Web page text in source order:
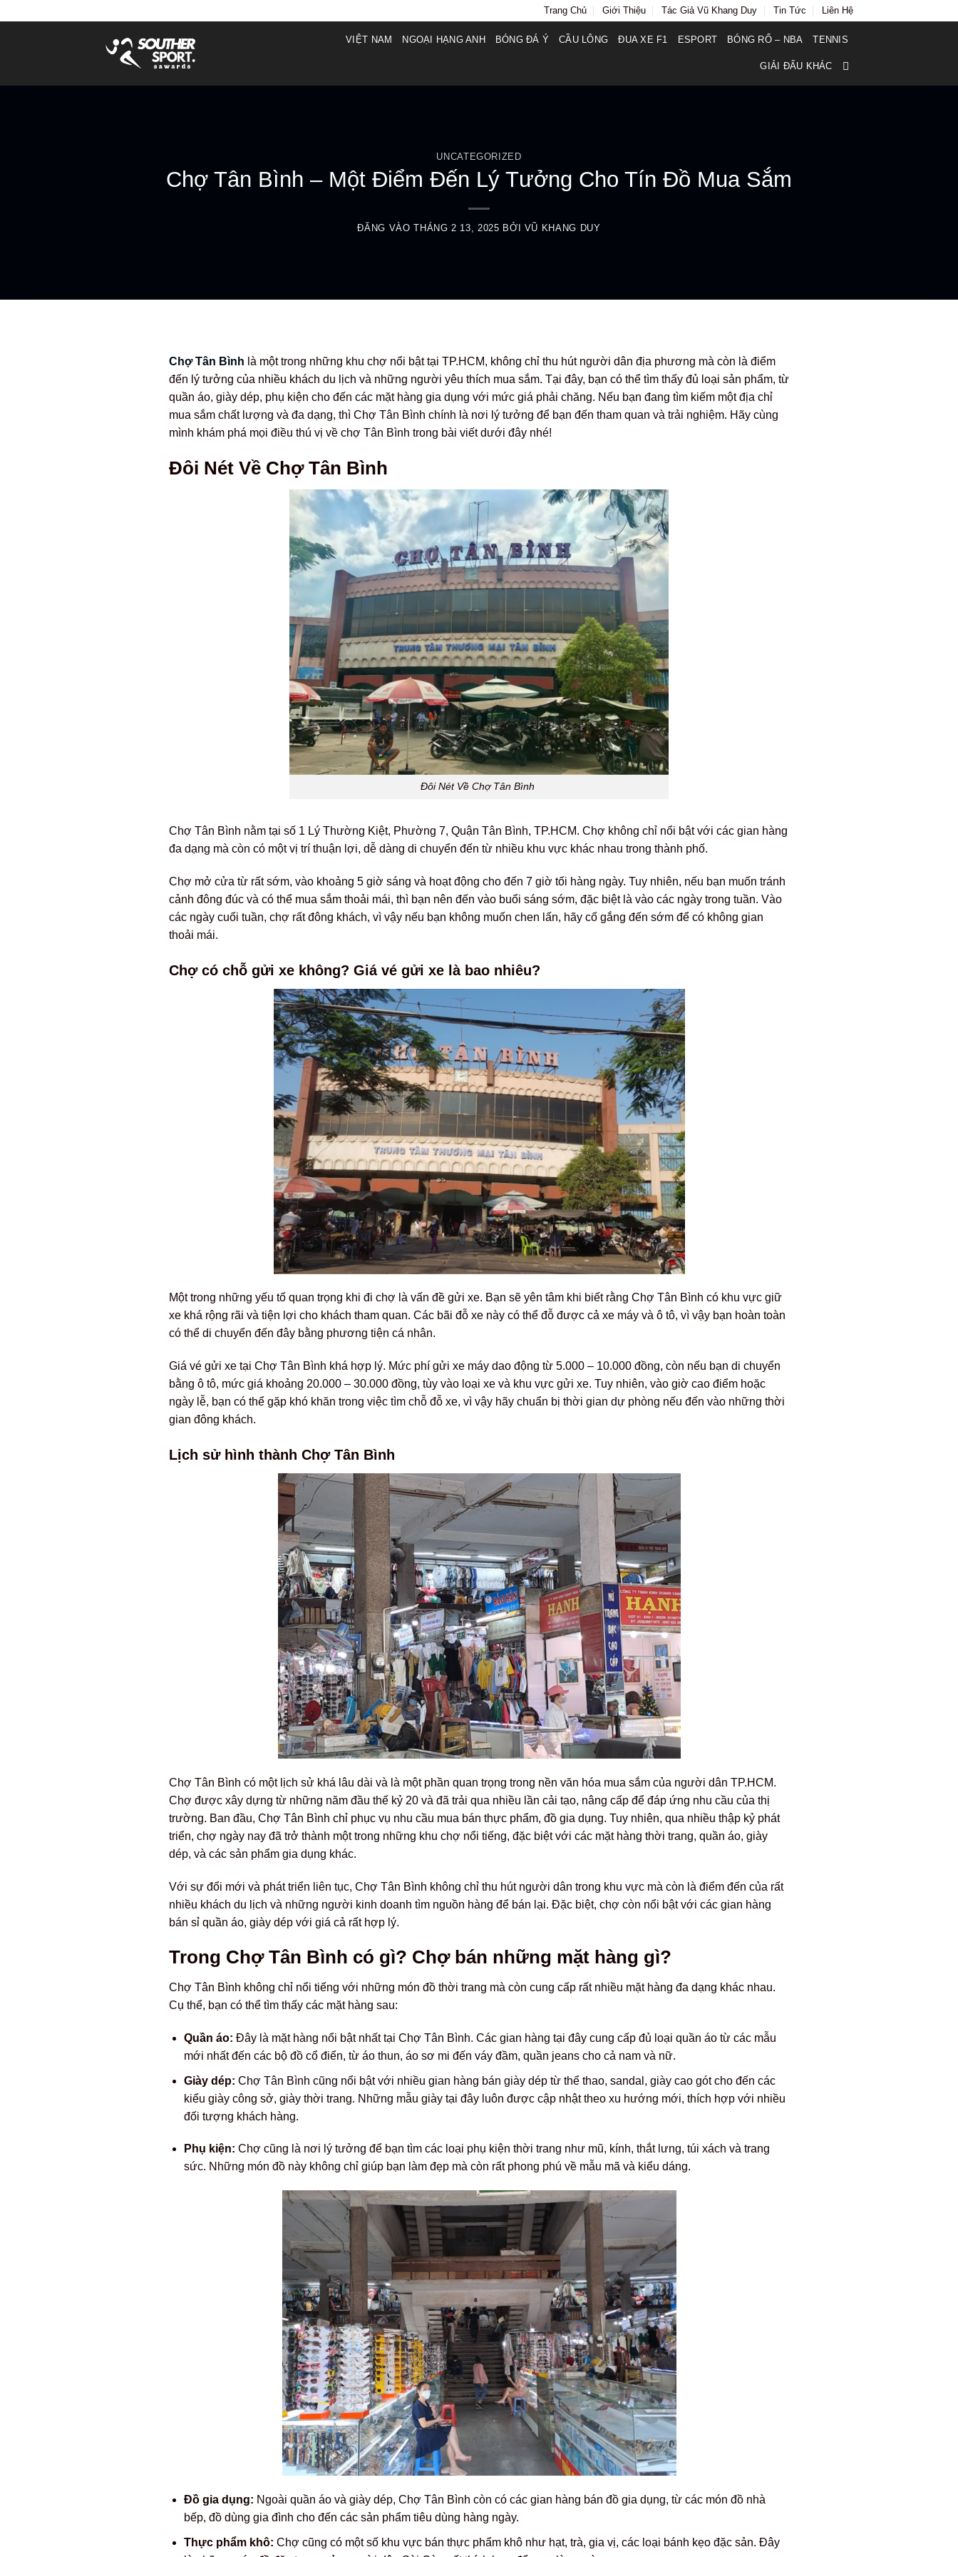
Trang Chủ Giới Thiệu Tác Giả Vũ Khang Duy Tin Tức Liên Hệ
VIỆT NAM NGOẠI HẠNG ANH BÓNG ĐÁ Ý CẦU LÔNG ĐUA XE F1 ESPORT BÓNG RỔ – NBA TENNIS
GIẢI ĐẤU KHÁC
UNCATEGORIZED
Chợ Tân Bình – Một Điểm Đến Lý Tưởng Cho Tín Đồ Mua Sắm
ĐĂNG VÀOTHÁNG 2 13, 2025 BỞI VŨ KHANG DUY
Chợ Tân Bình là một trong những khu chợ nổi bật tại TP.HCM, không chỉ thu hút người dân địa phương mà còn là điểm
đến lý tưởng của nhiều khách du lịch và những người yêu thích mua sắm. Tại đây, bạn có thể tìm thấy đủ loại sản phẩm, từ
quần áo, giày dép, phụ kiện cho đến các mặt hàng gia dụng với mức giá phải chăng. Nếu bạn đang tìm kiếm một địa chỉ
mua sắm chất lượng và đa dạng, thì Chợ Tân Bình chính là nơi lý tưởng để bạn đến tham quan và trải nghiệm. Hãy cùng
mình khám phá mọi điều thú vị về chợ Tân Bình trong bài viết dưới đây nhé!
Đôi Nét Về Chợ Tân Bình
Đôi Nét Về Chợ Tân Bình
Chợ Tân Bình nằm tại số 1 Lý Thường Kiệt, Phường 7, Quận Tân Bình, TP.HCM. Chợ không chỉ nổi bật với các gian hàng
đa dạng mà còn có một vị trí thuận lợi, dễ dàng di chuyển đến từ nhiều khu vực khác nhau trong thành phố.
Chợ mở cửa từ rất sớm, vào khoảng 5 giờ sáng và hoạt động cho đến 7 giờ tối hàng ngày. Tuy nhiên, nếu bạn muốn tránh
cảnh đông đúc và có thể mua sắm thoải mái, thì bạn nên đến vào buổi sáng sớm, đặc biệt là vào các ngày trong tuần. Vào
các ngày cuối tuần, chợ rất đông khách, vì vậy nếu bạn không muốn chen lấn, hãy cố gắng đến sớm để có không gian
thoải mái.
Chợ có chỗ gửi xe không? Giá vé gửi xe là bao nhiêu?
Một trong những yếu tố quan trọng khi đi chợ là vấn đề gửi xe. Bạn sẽ yên tâm khi biết rằng Chợ Tân Bình có khu vực giữ
xe khá rộng rãi và tiện lợi cho khách tham quan. Các bãi đỗ xe này có thể đỗ được cả xe máy và ô tô, vì vậy bạn hoàn toàn
có thể di chuyển đến đây bằng phương tiện cá nhân.
Giá vé gửi xe tại Chợ Tân Bình khá hợp lý. Mức phí gửi xe máy dao động từ 5.000 – 10.000 đồng, còn nếu bạn di chuyển
bằng ô tô, mức giá khoảng 20.000 – 30.000 đồng, tùy vào loại xe và khu vực gửi xe. Tuy nhiên, vào giờ cao điểm hoặc
ngày lễ, bạn có thể gặp khó khăn trong việc tìm chỗ đỗ xe, vì vậy hãy chuẩn bị thời gian dự phòng nếu đến vào những thời
gian đông khách.
Lịch sử hình thành Chợ Tân Bình
Chợ Tân Bình có một lịch sử khá lâu dài và là một phần quan trọng trong nền văn hóa mua sắm của người dân TP.HCM.
Chợ được xây dựng từ những năm đầu thế kỷ 20 và đã trải qua nhiều lần cải tạo, nâng cấp để đáp ứng nhu cầu của thị
trường. Ban đầu, Chợ Tân Bình chỉ phục vụ nhu cầu mua bán thực phẩm, đồ gia dụng. Tuy nhiên, qua nhiều thập kỷ phát
triển, chợ ngày nay đã trở thành một trong những khu chợ nổi tiếng, đặc biệt với các mặt hàng thời trang, quần áo, giày
dép, và các sản phẩm gia dụng khác.
Với sự đổi mới và phát triển liên tục, Chợ Tân Bình không chỉ thu hút người dân trong khu vực mà còn là điểm đến của rất
nhiều khách du lịch và những người kinh doanh tìm nguồn hàng để bán lại. Đặc biệt, chợ còn nổi bật với các gian hàng
bán sỉ quần áo, giày dép với giá cả rất hợp lý.
Trong Chợ Tân Bình có gì? Chợ bán những mặt hàng gì?
Chợ Tân Bình không chỉ nổi tiếng với những món đồ thời trang mà còn cung cấp rất nhiều mặt hàng đa dạng khác nhau.
Cụ thể, bạn có thể tìm thấy các mặt hàng sau:
Quần áo: Đây là mặt hàng nổi bật nhất tại Chợ Tân Bình. Các gian hàng tại đây cung cấp đủ loại quần áo từ các mẫu
mới nhất đến các bộ đồ cổ điển, từ áo thun, áo sơ mi đến váy đầm, quần jeans cho cả nam và nữ.
Giày dép: Chợ Tân Bình cũng nổi bật với nhiều gian hàng bán giày dép từ thể thao, sandal, giày cao gót cho đến các
kiểu giày công sở, giày thời trang. Những mẫu giày tại đây luôn được cập nhật theo xu hướng mới, thích hợp với nhiều
đối tượng khách hàng.
Phụ kiện: Chợ cũng là nơi lý tưởng để bạn tìm các loại phụ kiện thời trang như mũ, kính, thắt lưng, túi xách và trang
sức. Những món đồ này không chỉ giúp bạn làm đẹp mà còn rất phong phú về mẫu mã và kiểu dáng.
Đồ gia dụng: Ngoài quần áo và giày dép, Chợ Tân Bình còn có các gian hàng bán đồ gia dụng, từ các món đồ nhà
bếp, đồ dùng gia đình cho đến các sản phẩm tiêu dùng hàng ngày.
Thực phẩm khô: Chợ cũng có một số khu vực bán thực phẩm khô như hạt, trà, gia vị, các loại bánh kẹo đặc sản. Đây